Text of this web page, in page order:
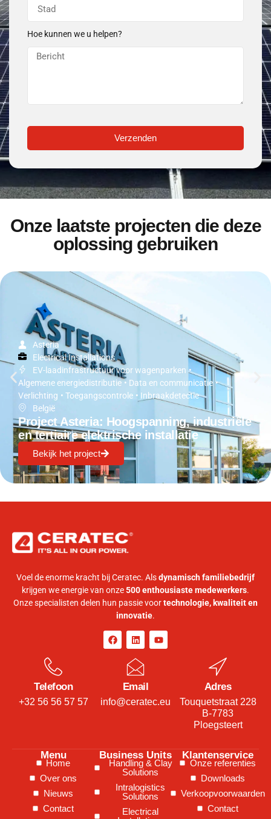
Hoe kunnen we u helpen?
Verzenden
Onze laatste projecten die deze
oplossing gebruiken
Asteria
Electrical Installations
EV-laadinfrastructuur voor wagenparken •
Algemene energiedistributie • Data en communicatie •
Verlichting • Toegangscontrole • Inbraakdetectie
België
Project Asteria: Hoogspanning, industriële
en tertiaire elektrische installatie
Bekijk het project
Voel de enorme kracht bij Ceratec. Alsdynamisch familiebedrijf
krijgen we energie van onze500 enthousiaste medewerkers.
Onze specialisten delen hun passie voortechnologie, kwaliteit en
innovatie.
Telefoon
+32 56 56 57 57
Email
info@ceratec.eu
Adres
Touquetstraat 228
B-7783
Ploegsteert
Menu
Home
Over ons
Nieuws
Contact
Business Units
Handling & Clay
Solutions
Intralogistics
Solutions
Electrical
Klantenservice
Onze referenties
Downloads
Verkoopvoorwaarden
Contact